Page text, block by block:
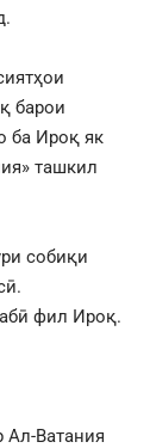
барои
ба Ироқ як
ташкил
собиқи
фил Ироқ.
Ватания